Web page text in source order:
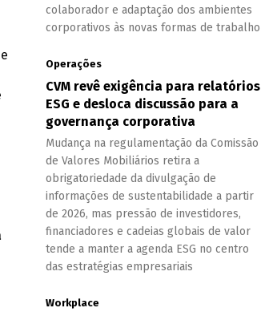
colaborador e adaptação dos ambientes
corporativos às novas formas de trabalho
Operações
CVM revê exigência para relatórios
ESG e desloca discussão para a
governança corporativa
Mudança na regulamentação da Comissão
de Valores Mobiliários retira a
obrigatoriedade da divulgação de
informações de sustentabilidade a partir
de 2026, mas pressão de investidores,
financiadores e cadeias globais de valor
tende a manter a agenda ESG no centro
das estratégias empresariais
Workplace